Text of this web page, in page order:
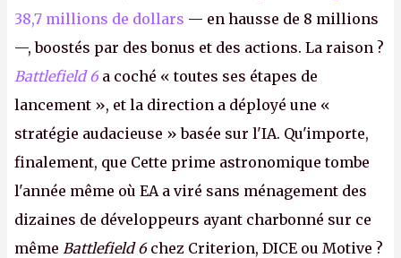
38,7 millions de dollars — en hausse de 8 millions
—, boostés par des bonus et des actions. La raison ?
Battlefield 6 a coché « toutes ses étapes de
lancement », et la direction a déployé une «
stratégie audacieuse » basée sur l'IA. Qu'importe,
finalement, que Cette prime astronomique tombe
l'année même où EA a viré sans ménagement des
dizaines de développeurs ayant charbonné sur ce
même Battlefield 6chez Criterion, DICE ou Motive ?